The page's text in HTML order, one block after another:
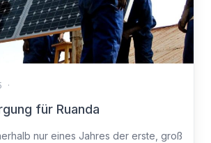
·
für Ruanda
nur eines Jahres der erste, groß